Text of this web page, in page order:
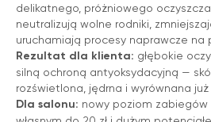
delikatnego, próżniowego
neutralizują wolne rodniki,
uruchamiają procesy naprawcze na
Rezultat dla klienta: głębokie
silną ochroną antyoksydacyjną —
rozświetlona, jędrna i wyrównana
Dla salonu: nowy poziom zabiegów